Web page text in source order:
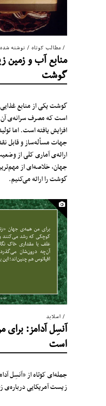
مطالب کوتاه / نوشته شده
منابع آب و زمین
گوشت
گوشت یکی از منابع
است که مصرف سرانه‌ی
افزایش یافته است. اما
جهات مسأله‌ساز و قابل
ارائه‌ی آماری کلی از
جهان، خلاصه‌ای از
گوشت را ارائه می‌کنیم.
اسلاید
آنسِل آدامز:
است
جمله‌ای کوتاه از «آنسِل
زیست آمریکایی درباره‌ی